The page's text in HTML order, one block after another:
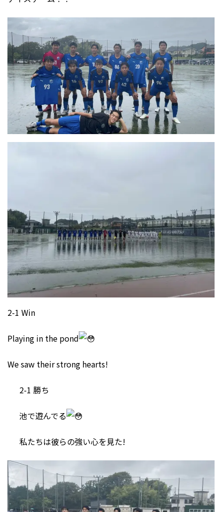
2-1 Win
Playing in the pond
We saw their strong hearts!
2-1 勝ち
池で遊んでる
私たちは彼らの強い心を見た!